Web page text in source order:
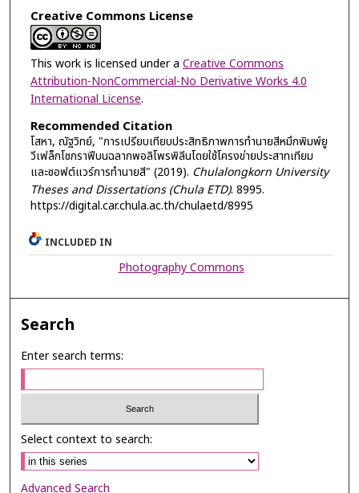
Creative Commons License
This work is licensed under a Creative Commons
Attribution-NonCommercial-No Derivative Works 4.0
International License.
Recommended Citation
โสหา, ณัฐวิทย์, "การเปรียบเทียบประสิทธิภาพการทำนายสีหมึกพิมพ์ยู
วีเฟล็กโซกราฟีบนฉลากพอลิโพรพิลีนโดยใช้โครงข่ายประสาทเทียม
และซอฟต์แวร์การทำนายสี" (2019). Chulalongkorn University
Theses and Dissertations (Chula ETD). 8995.
https://digital.car.chula.ac.th/chulaetd/8995
INCLUDED IN
Photography Commons
Search
Enter search terms:
Select context to search:
Advanced Search